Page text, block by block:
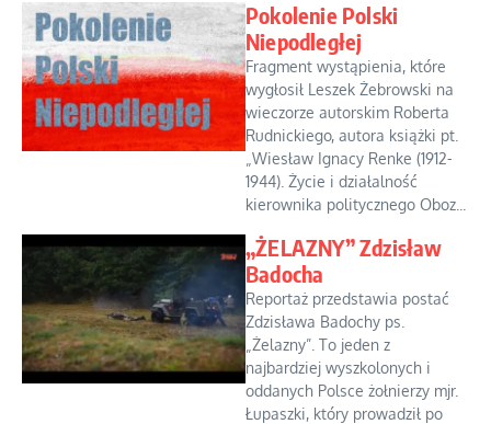
Pokolenie Polski
Niepodległej
Fragment wystąpienia, które
wygłosił Leszek Żebrowski na
wieczorze autorskim Roberta
Rudnickiego, autora książki pt.
„Wiesław Ignacy Renke (1912-
1944). Życie i działalność
kierownika politycznego Oboz...
„ŻELAZNY” Zdzisław
Badocha
Reportaż przedstawia postać
Zdzisława Badochy ps.
„Żelazny”. To jeden z
najbardziej wyszkolonych i
oddanych Polsce żołnierzy mjr.
Łupaszki, który prowadził po